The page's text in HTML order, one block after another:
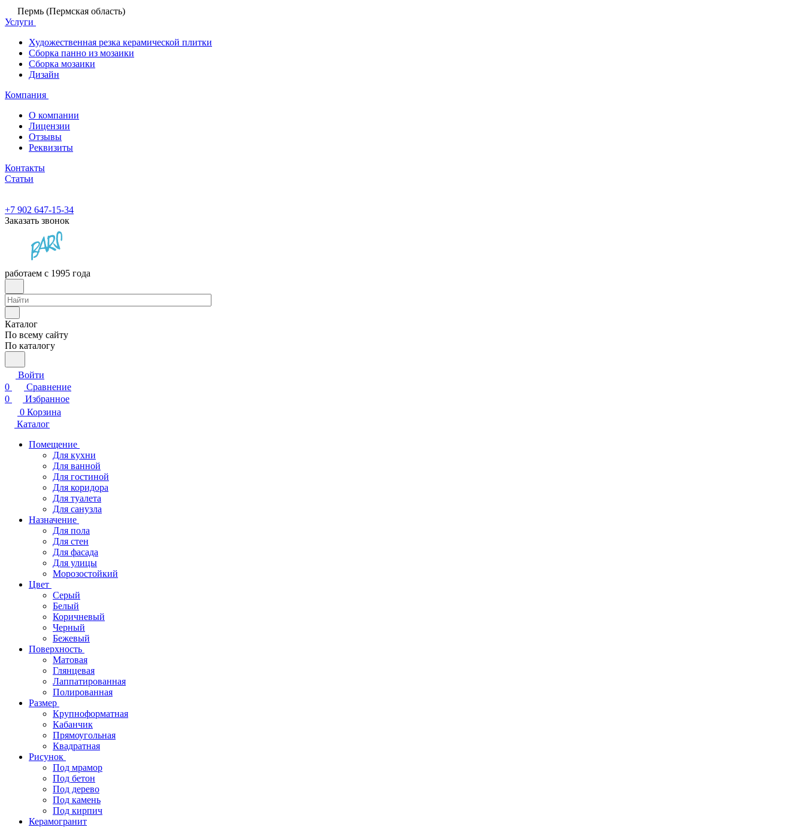
Пермь (Пермская область)
Услуги
Художественная резка керамической плитки
Сборка панно из мозаики
Сборка мозаики
Дизайн
Компания
О компании
Лицензии
Отзывы
Реквизиты
Контакты
Статьи
+7 902 647-15-34
Заказать звонок
работаем с 1995 года
Каталог
По всему сайту
По каталогу
Войти
0
Сравнение
0
Избранное
0 Корзина
Каталог
Помещение
Для кухни
Для ванной
Для гостиной
Для коридора
Для туалета
Для санузла
Назначение
Для пола
Для стен
Для фасада
Для улицы
Морозостойкий
Цвет
Серый
Белый
Коричневый
Черный
Бежевый
Поверхность
Матовая
Глянцевая
Лаппатированная
Полированная
Размер
Крупноформатная
Кабанчик
Прямоугольная
Квадратная
Рисунок
Под мрамор
Под бетон
Под дерево
Под камень
Под кирпич
Керамогранит